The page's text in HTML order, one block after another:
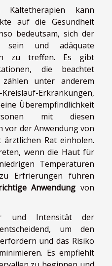
kann
auf die Gesundheit
bedeutsam, sich der
sein und adäquate
zu treffen. Es gibt
die beachtet
unter anderem
Erkrankungen,
Überempfindlichkeit
mit diesen
der Anwendung von
Rat einholen.
wenn die Haut für
Temperaturen
Erfrierungen führen
Anwendung von
und Intensität der
um den
und das Risiko
Es empfiehlt